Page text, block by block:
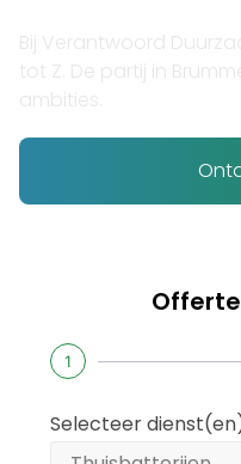
Bij Verantwoord
tot Z. De partij in
ambities.
1
Selecteer